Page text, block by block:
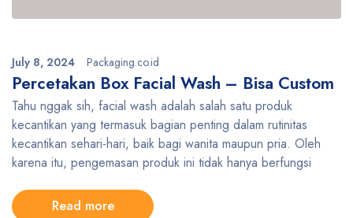
July 8, 2024 Packaging.co.id
Percetakan Box Facial Wash – Bisa Custom
Tahu nggak sih, facial wash adalah salah satu produk
kecantikan yang termasuk bagian penting dalam rutinitas
kecantikan sehari-hari, baik bagi wanita maupun pria. Oleh
karena itu, pengemasan produk ini tidak hanya berfungsi
Read more